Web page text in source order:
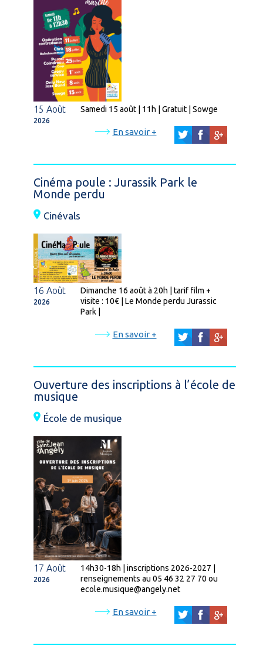
15 Août
2026
Samedi 15 août | 11h | Gratuit | Sowge
En savoir +
Cinéma poule : Jurassik Park le
Monde perdu
Cinévals
16 Août
2026
Dimanche 16 août à 20h | tarif film +
visite : 10€ | Le Monde perdu Jurassic
Park |
En savoir +
Ouverture des inscriptions à l’école de
musique
École de musique
17 Août
2026
14h30-18h | inscriptions 2026-2027 |
renseignements au 05 46 32 27 70 ou
ecole.musique@angely.net
En savoir +